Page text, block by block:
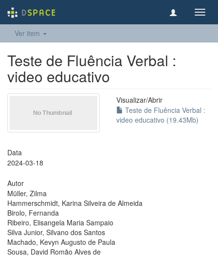
Ver item
Teste de Fluência Verbal :
video educativo
Visualizar/Abrir
Teste de Fluência Verbal :
video educativo (19.43Mb)
Data
2024-03-18
Autor
Müller, Zilma
Hammerschmidt, Karina Silveira de Almeida
Birolo, Fernanda
Ribeiro, Elisangela Maria Sampaio
Silva Junior, Silvano dos Santos
Machado, Kevyn Augusto de Paula
Sousa, David Romão Alves de